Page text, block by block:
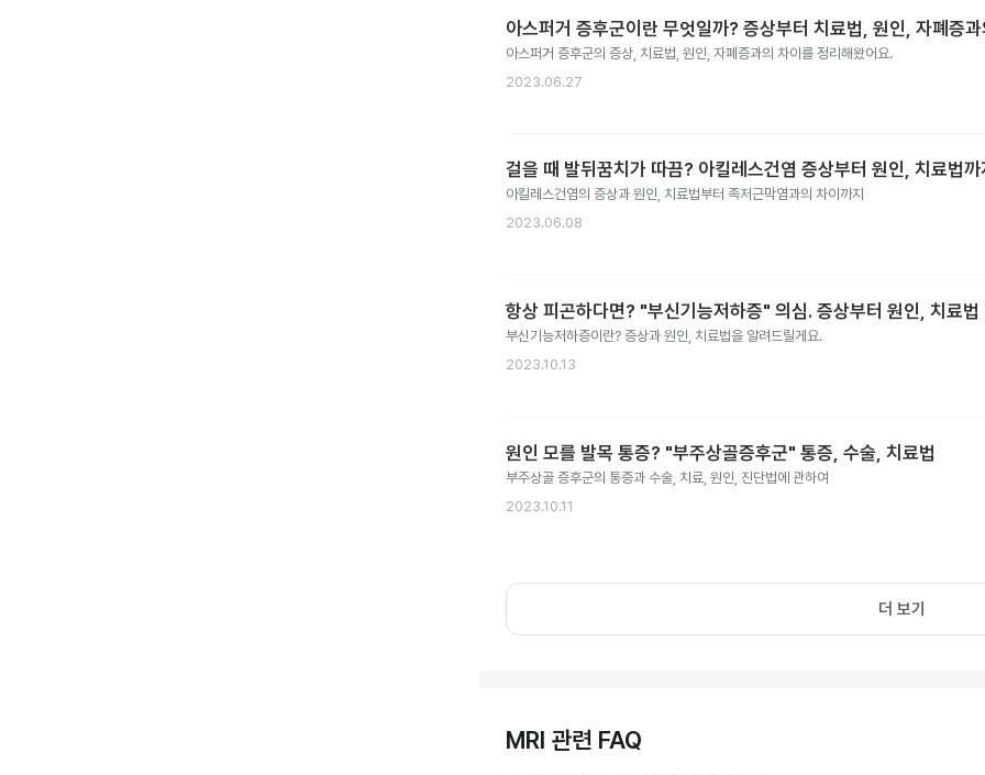
아스퍼거 증후군이란 무엇일까? 증상부터 치료법, 원인, 자폐증과
아스퍼거 증후군의 증상, 치료법, 원인, 자폐증과의 차이를 정리해왔어요.
2023.06.27
걸을 때 발뒤꿈치가 따끔? 아킬레스건염 증상부터 원인, 치료법까
아킬레스건염의 증상과 원인, 치료법부터 족저근막염과의 차이까지
2023.06.08
항상 피곤하다면? "부신기능저하증" 의심. 증상부터 원인, 치료법
부신기능저하증이란? 증상과 원인, 치료법을 알려드릴게요.
2023.10.13
원인 모를 발목 통증? "부주상골증후군" 통증, 수술, 치료법
부주상골 증후군의 통증과 수술, 치료, 원인, 진단법에 관하여
2023.10.11
더 보기
MRI 관련 FAQ